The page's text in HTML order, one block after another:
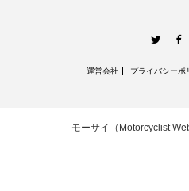
運営会社 プライバシーポ
モーサイ（Motorcyclist Web